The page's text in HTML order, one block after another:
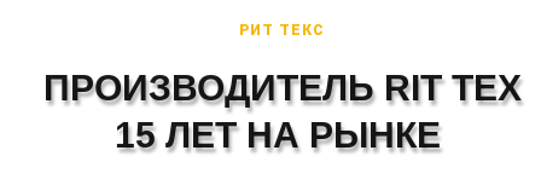
РИТ ТЕКС
ПРОИЗВОДИТЕЛЬ RIT TEX
15 ЛЕТ НА РЫНКЕ